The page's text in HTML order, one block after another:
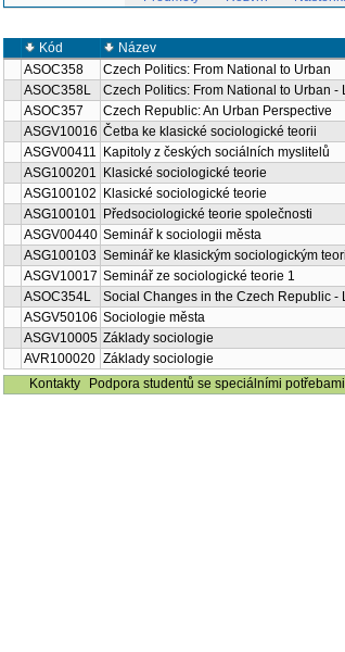
Kód Název
ASOC358
Czech Politics: From National to Urban
ASOC358L
Czech Politics: From National to Urban -
ASOC357
Czech Republic: An Urban Perspective
ASGV10016 Četba ke klasické sociologické teorii
ASGV00411
Kapitoly z českých sociálních myslitelů
ASG100201
Klasické sociologické teorie
ASG100102
Klasické sociologické teorie
ASG100101
Předsociologické teorie společnosti
ASGV00440 Seminář k sociologii města
ASG100103 Seminář ke klasickým sociologickým
ASGV10017 Seminář ze sociologické teorie 1
ASOC354L
Social Changes in the Czech Republic -
ASGV50106 Sociologie města
ASGV10005 Základy sociologie
AVR100020 Základy sociologie
Kontakty
Podpora studentů se speciálními